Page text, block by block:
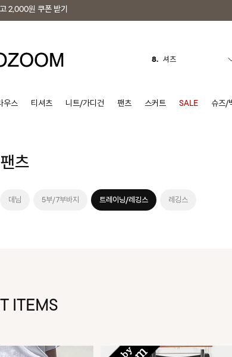
2,000원 쿠폰 받기
9. 청치마
1.
6.
7.
우스 티셔츠 니트/가디건 팬츠 스커트 SALE 슈즈/
팬츠
데님 5부/7부바지 트레이닝/레깅스 레깅스
ITEMS